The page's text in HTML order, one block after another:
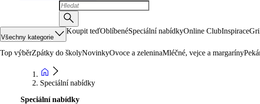
Všechny kategorie
Koupit teďOblíbenéSpeciální nabídkyOnline ClubInspirace
Top výběrZpátky do školyNovinkyOvoce a zeleninaMléčné, vejce a margaríny
Speciální nabídky
Speciální nabídky